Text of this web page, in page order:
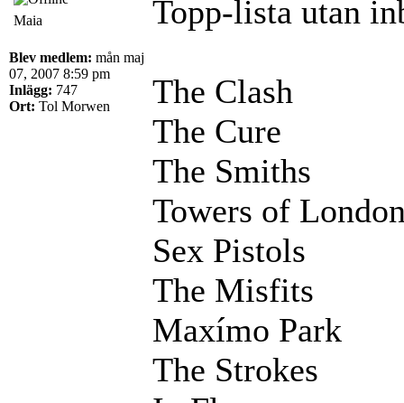
Maia
Blev medlem: mån maj
07, 2007 8:59 pm
Inlägg: 747
Ort: Tol Morwen
Topp-lista utan
The Clash
The Cure
The Smiths
Towers of
Sex Pistols
The Misfits
Maxímo Park
The Strokes